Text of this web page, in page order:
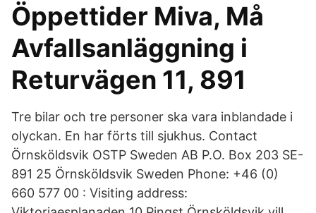
Öppettider Miva, Må
Avfallsanläggning i
Returvägen 11, 891
Tre bilar och tre personer ska vara inblandade i
olyckan. En har förts till sjukhus. Contact
Örnsköldsvik OSTP Sweden AB P.O. Box 203 SE-
891 25 Örnsköldsvik Sweden Phone: +46 (0)
660 577 00 : Visiting address: